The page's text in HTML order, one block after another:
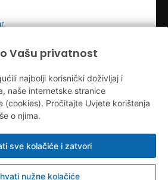
Vašu privatnost
najbolji korisnički doživljaj i
naše internetske stranice
(cookies). Pročitajte Uvjete korištenja
o njima.
nužne kolačiće
sve kolačiće i zatvori